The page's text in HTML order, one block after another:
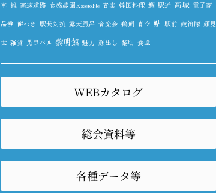
車 雛 高速道路 食感農園KazetoNe 音楽 韓国料理 鯛 駅近 高塚 電子商
品券 餅つき 駅長対抗 露天風呂 音楽会 鵜飼 青空 鮎 駅前 鼓笛隊 顔見
世 雑貨 黒ラベル 黎明館 魅力 顔出し 黎明 食堂
WEBカタログ
総会資料等
各種データ等